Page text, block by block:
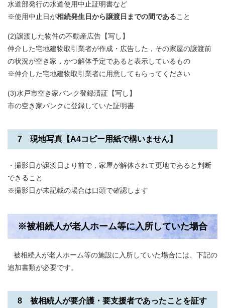
​​水道部発行の水道使用中止証明書など
※使用中止日が相続発生日から譲渡日までの間であること
(2)譲渡した物件の不動産広告【写し】
​仲介した宅地建物取引業者が作成・広告した，その家屋の譲渡前
の状況が空き家，かつ解体予定であると表示しているもの
※仲介した宅地建物取引業者に用意してもらってください
(3)水戸市空き家バンク登録済証【写し】
市の空き家バンクに登録していた証明書
7 現地写真【A4コピー用紙で構いません】
・撮影日が譲渡日より前で，家屋が解体されて更地であると判断
できること
※撮影日が未記載の場合は口頭で確認します
※被相続人が老人ホーム等に入所していた場合
被相続人が老人ホーム等の施設に入所していた場合には、下記の
追加書類が必要です。​
8 被相続人が要介護・要支援者であったことを証す